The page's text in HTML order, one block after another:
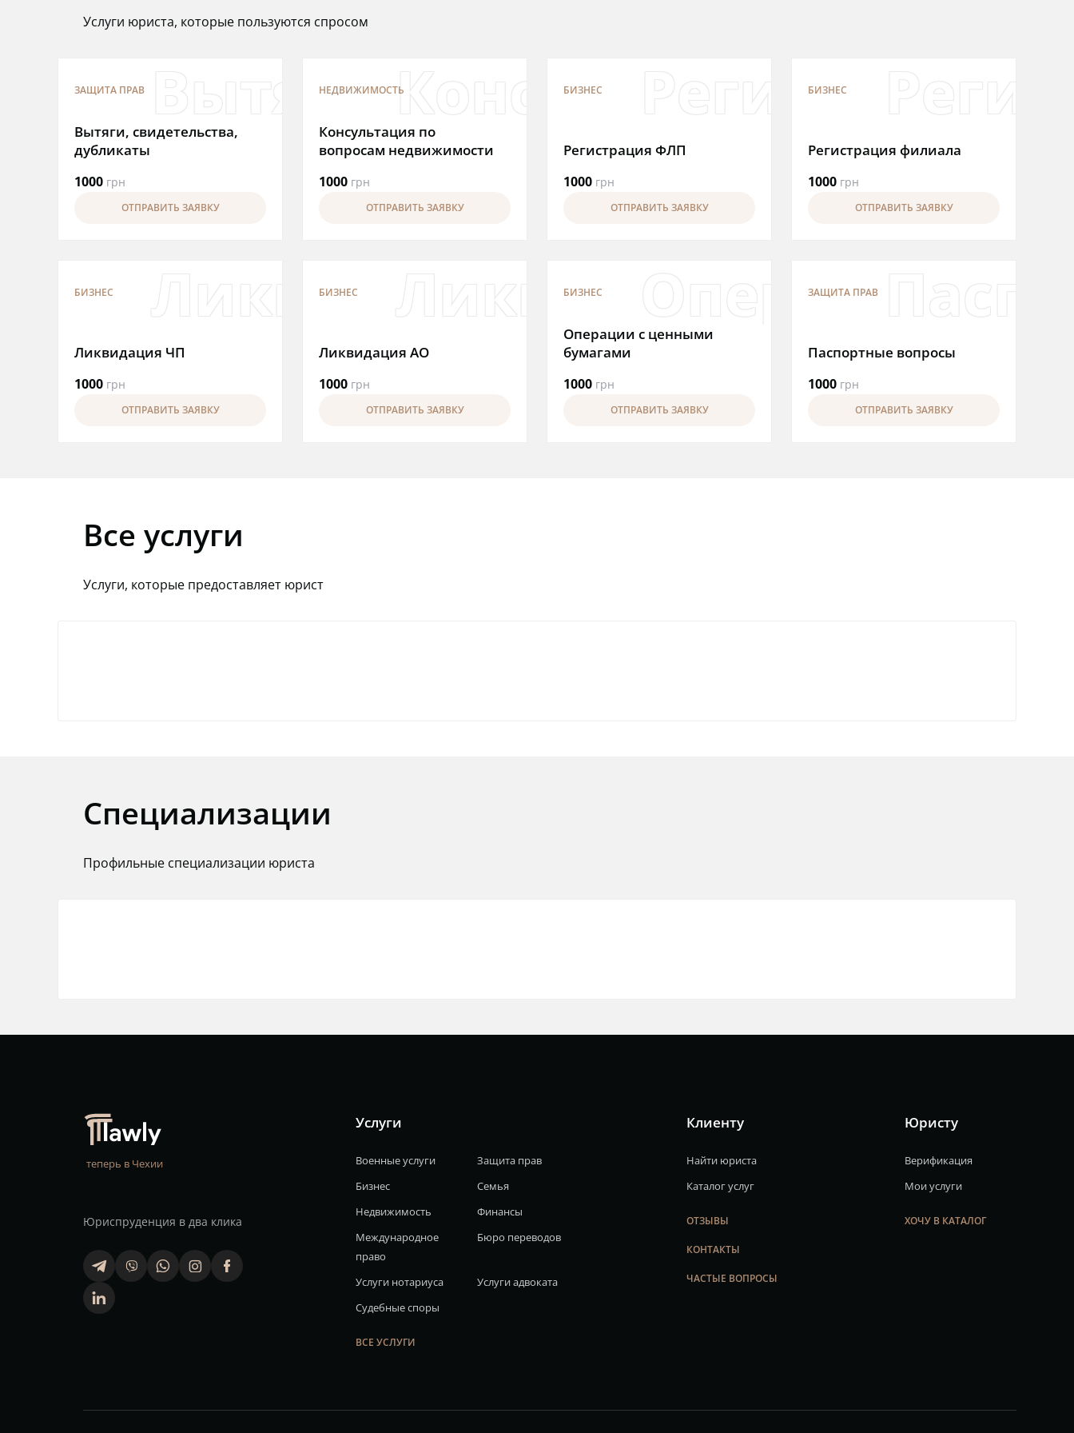
Услуги юриста, которые пользуются спросом
ЗАЩИТА ПРАВ Вытяги, свидетельства,
Вытяги, свидетельства,
дубликаты
1000 грн
ОТПРАВИТЬ ЗАЯВКУ
НЕДВИЖИМОСТЬКонсультация по
Консультация по
вопросам недвижимости
1000 грн
ОТПРАВИТЬ ЗАЯВКУ
БИЗНЕС
Регистрация ФЛП
1000 грн
ОТПРАВИТЬ ЗАЯВКУ
БИЗНЕС
Регистрация филиала
1000 грн
ОТПРАВИТЬ ЗАЯВКУ
БИЗНЕС Ликвидация ЧП
Ликвидация ЧП
1000 грн
ОТПРАВИТЬ ЗАЯВКУ
БИЗНЕС Ликвидация АО
Ликвидация АО
1000 грн
ОТПРАВИТЬ ЗАЯВКУ
БИЗНЕС Операции с
Операции с ценными
бумагами
1000 грн
ОТПРАВИТЬ ЗАЯВКУ
ЗАЩИТА ПРАВ
Паспортные вопросы
1000 грн
ОТПРАВИТЬ ЗАЯВКУ
Все услуги
Услуги, которые предоставляет юрист
Специализации
Профильные специализации юриста
теперь в Чехии
Юриспруденция в два клика
telegram viber whatsapp finstagram facebook
linkedin
Услуги
Военные услуги
Защита прав
Бизнес
Семья
Недвижимость
Финансы
Международное
право
Бюро переводов
Услуги нотариуса
Услуги адвоката
Судебные споры
ВСЕ УСЛУГИ
Клиенту
Найти юриста
Каталог услуг
ОТЗЫВЫ
КОНТАКТЫ
ЧАСТЫЕ ВОПРОСЫ
Юристу
Верификация
Мои услуги
ХОЧУ В КАТАЛОГ